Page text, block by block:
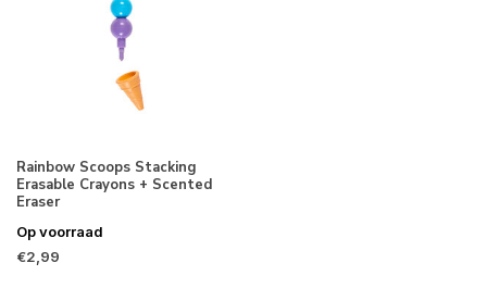
Rainbow Scoops Stacking
Erasable Crayons + Scented
Eraser
Op voorraad
€2,99